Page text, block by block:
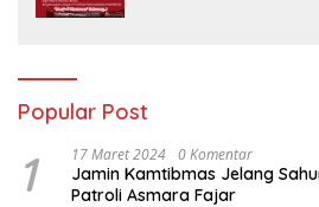
Popular Post
1 17 Maret 2024 0 Komentar
Jamin Kamtibmas Jelang
Patroli Asmara Fajar